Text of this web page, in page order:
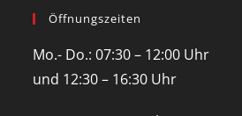
Öffnungszeiten
Mo.- Do.: 07:30 – 12:00 Uhr
und 12:30 – 16:30 Uhr